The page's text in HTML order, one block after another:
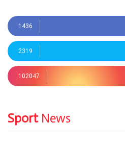
1436
2319
102047
Sport News